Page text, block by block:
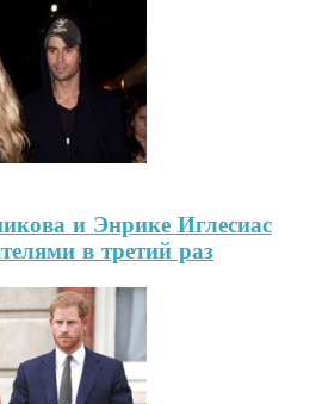
и Энрике Иглесиас
в третий раз